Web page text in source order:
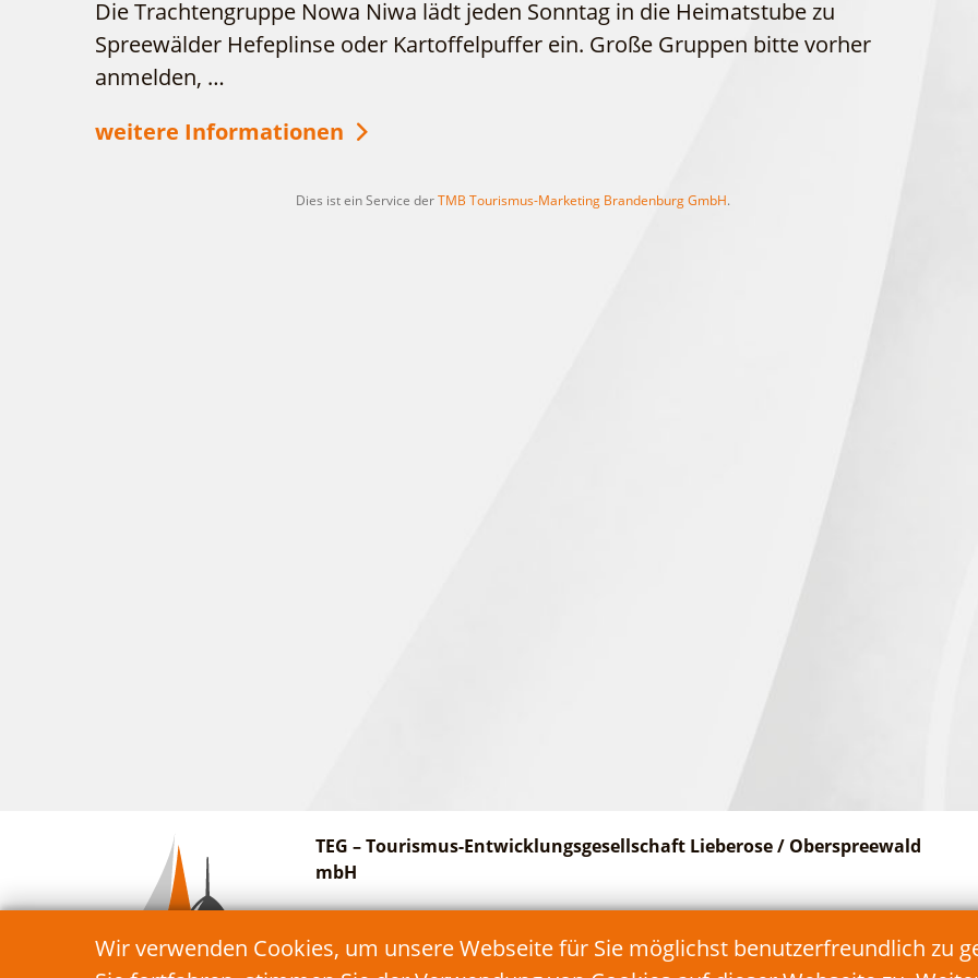
Fahrgastschiff
WFG
Wir verwenden Cookies, um unsere Webseite für Sie möglichst benutzerfreundlich zu
Die Trachtengruppe Nowa Niwa lädt jeden Sonntag in die Heimatstube zu
Spreewälder Hefeplinse oder Kartoffelpuffer ein. Große Gruppen bitte vorher
anmelden, …
weitere Informationen
Dies ist ein Service derTMB Tourismus-Marketing Brandenburg GmbH.
TEG – Tourismus-Entwicklungsgesellschaft Lieberose / Oberspreewald
mbH
15913 Schwielochsee
Fax: 035478/17 90 99
E-Mail:info@teg-lds.de